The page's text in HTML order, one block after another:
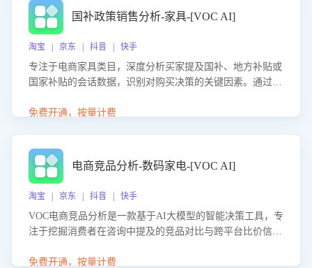
国补政策销售分析-家具-[VOC AI]
淘宝 | 京东 | 抖音 | 快手
专注于电商家具类目，深度分析买家提及国补、地方补贴或
国家补贴的会话数据，识别对购买决策的关键因素。通过AI
化策略，助力商家利用国补政策提升GMV。
免费开通，按量计费
电商竞品分析-数码家电-[VOC AI]
淘宝 | 京东 | 抖音 | 快手
VOC电商竞品分析是一款基于AI大模型的智能决策工具，专
注于挖掘消费者在咨询中提及的竞品对比与跨平台比价信
商品信息，进行多维度交叉对比，并分析消费者的比价行
免费开通，按量计费